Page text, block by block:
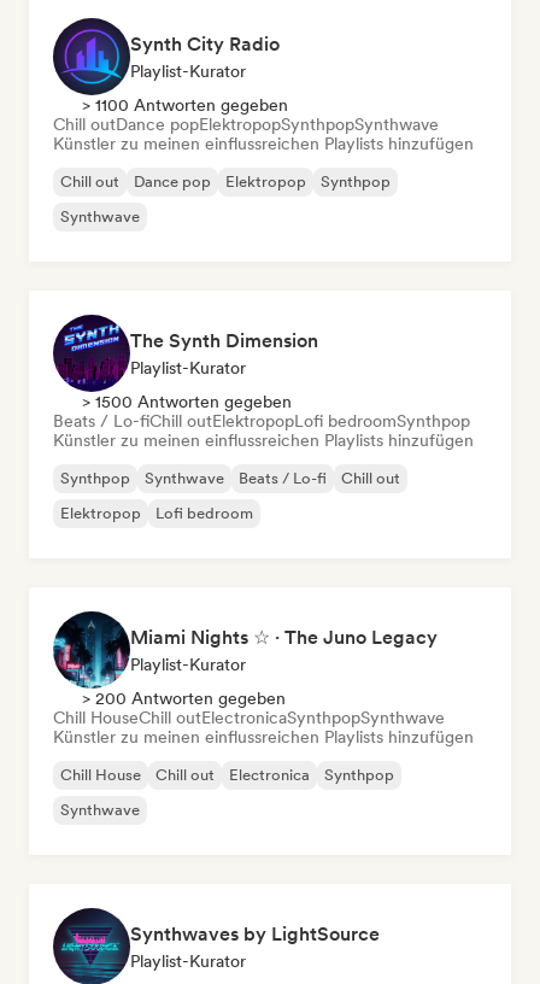
Synth City Radio
Playlist-Kurator
> 1100 Antworten gegeben
Chill outDance popElektropopSynthpopSynthwave
Künstler zu meinen einflussreichen Playlists hinzufügen
Chill out Dance pop Elektropop
Synthpop
Synthwave
The Synth Dimension
Playlist-Kurator
> 1500 Antworten gegeben
Beats / Lo-fiChill outElektropopLofi bedroomSynthpop
Künstler zu meinen einflussreichen Playlists hinzufügen
Synthpop Synthwave Beats / Lo-fi
Chill out
Elektropop
Lofi bedroom
Miami Nights ☆ · The Juno Legacy
Playlist-Kurator
> 200 Antworten gegeben
Chill HouseChill outElectronicaSynthpopSynthwave
Künstler zu meinen einflussreichen Playlists hinzufügen
Chill House Chill out Electronica
Synthpop
Synthwave
Synthwaves by LightSource
Playlist-Kurator